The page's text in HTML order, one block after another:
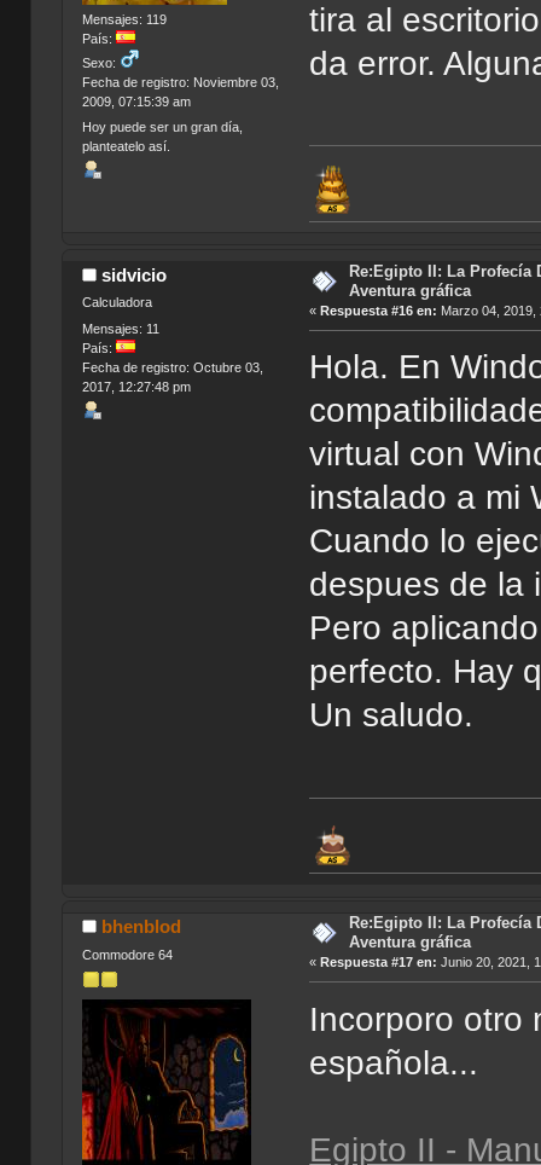
Mensajes: 119
País:
Sexo:
Fecha de registro: Noviembre 03,
2009, 07:15:39 am
Hoy puede ser un gran día,
planteatelo así.
tira al
da error.
sidvicio
Calculadora
Mensajes: 11
País:
Fecha de registro: Octubre 03,
2017, 12:27:48 pm
Re:Egipto II: La Profecía
Aventura gráfica
«Respuesta #16 en: Marzo 04, 2019,
Hola. En
virtual con
instalado a mi
Cuando lo
despues de la
Pero
perfecto. Hay
Un saludo.
bhenblod
Commodore 64
Re:Egipto II: La Profecía
Aventura gráfica
« Respuesta #17 en: Junio 20, 2021,
Incorporo otro
española...
Egipto II -